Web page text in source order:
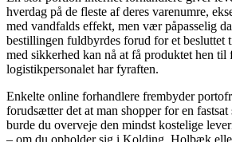
hverdag på de fleste af deres varenumre,
med vandfalds effekt, men vær påpasselig
bestillingen fuldbyrdes forud for et besluttet
med sikkerhed kan nå at få produktet hen til
logistikpersonalet har fyraften.
Enkelte online forhandlere frembyder
forudsætter det at man shopper for en
burde du overveje den mindst kostelige
– om du opholder sig i Kolding, Holbæk